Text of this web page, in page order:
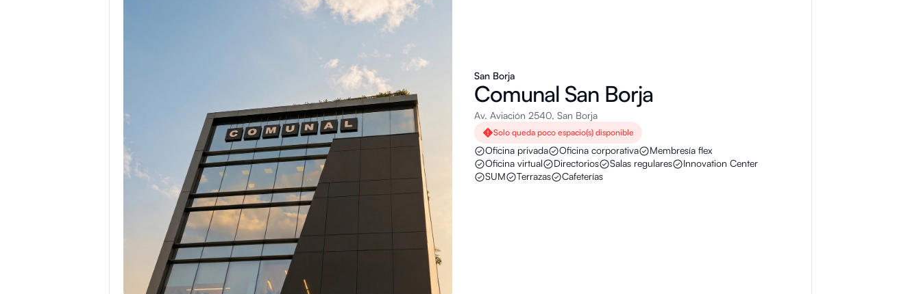
San Borja
Comunal San Borja
Av. Aviación 2540, San Borja
Solo queda poco espacio(s) disponible
Oficina privada Oficina corporativa
Membresía flex
Oficina virtual
Directorios Salas regulares
Innovation Center
SUM
Terrazas Cafeterías